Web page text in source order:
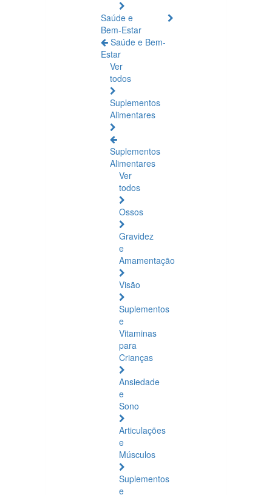
Saúde e
Bem-Estar
Saúde e Bem-
Estar
Ver
todos
Suplementos
Alimentares
Suplementos
Alimentares
Ver
todos
Ossos
Gravidez
e
Amamentação
Visão
Suplementos
e
Vitaminas
para
Crianças
Ansiedade
e
Sono
Articulações
e
Músculos
Suplementos
e